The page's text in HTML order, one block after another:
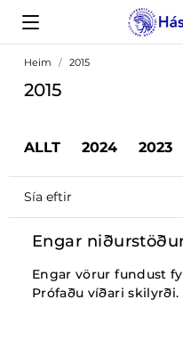
Heim 2015
2015
ALLT 2024 2023
Sía eftir
Engar
Engar vörur fundust
Prófaðu víðari skilyrði.